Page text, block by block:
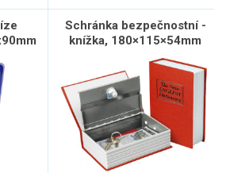
Schránka bezpečnostní -
knížka, 180×115×54mm